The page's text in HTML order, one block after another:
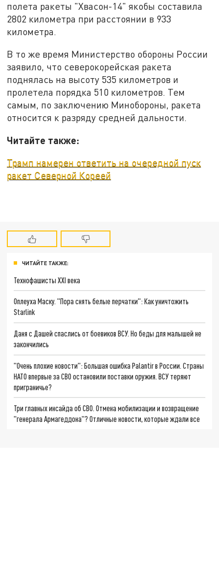
полета ракеты "Хвасон-14" якобы составила
2802 километра при расстоянии в 933
километра.
В то же время Министерство обороны России
заявило, что северокорейская ракета
поднялась на высоту 535 километров и
пролетела порядка 510 километров. Тем
самым, по заключению Минобороны, ракета
относится к разряду средней дальности.
Читайте также:
Трамп намерен ответить на очередной пуск
ракет Северной Кореей
ЧИТАЙТЕ ТАКЖЕ:
Технофашисты XXI века
Оплеуха Маску. "Пора снять белые перчатки": Как уничтожить
Starlink
Даня с Дашей спаслись от боевиков ВСУ. Но беды для малышей не
закончились
"Очень плохие новости": Большая ошибка Palantir в России. Страны
НАТО впервые за СВО остановили поставки оружия. ВСУ теряют
приграничье?
Три главных инсайда об СВО. Отмена мобилизации и возвращение
"генерала Армагеддона"? Отличные новости, которые ждали все